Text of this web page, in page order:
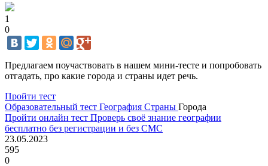
1
0
Предлагаем поучаствовать в нашем мини-тесте и попробовать
отгадать, про какие города и страны идет речь.
Пройти тест
Образовательный тест География Страны Города
Пройти онлайн тест Проверь своё знание географии
бесплатно без регистрации и без СМС
23.05.2023
595
0